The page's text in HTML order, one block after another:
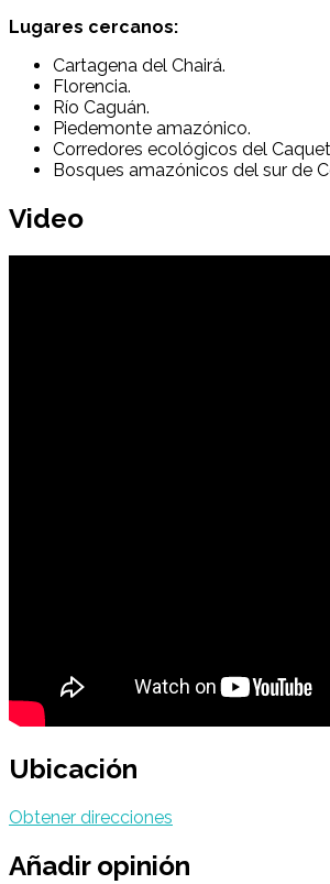
Lugares cercanos:
Cartagena del Chairá.
Florencia.
Río Caguán.
Piedemonte amazónico.
Corredores ecológicos del
Bosques amazónicos del sur de
Video
Ubicación
Obtener direcciones
Añadir opinión